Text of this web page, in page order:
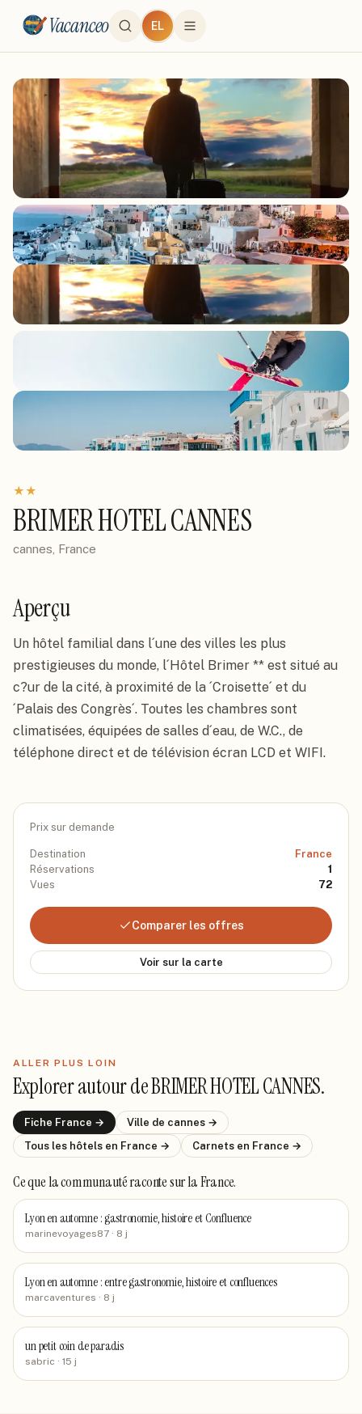
Vacanceo EL
★★
BRIMER HOTEL CANNES
cannes, France
Aperçu
Un hôtel familial dans l´une des villes les plus
prestigieuses du monde, l´Hôtel Brimer ** est situé au
c?ur de la cité, à proximité de la ´Croisette´ et du
´Palais des Congrès´. Toutes les chambres sont
climatisées, équipées de salles d´eau, de W.C., de
téléphone direct et de télévision écran LCD et WIFI.
Prix sur demande
Destination
France
Réservations
1
Vues
72
Comparer les offres
Voir sur la carte
ALLER PLUS LOIN
Explorer autour deBRIMER HOTEL CANNES.
Fiche France → Ville de cannes →
Tous les hôtels en France → Carnets en France →
Ce que la communauté racontesur la France.
Lyon en automne : gastronomie, histoire et Confluence
marinevoyages87 · 8 j
Lyon en automne : entre gastronomie, histoire et confluences
marcaventures · 8 j
un petit coin de paradis
sabric · 15 j